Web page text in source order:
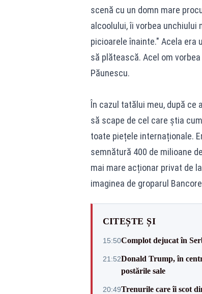
scenă cu un domn mare
alcoolului, îi vorbea unchiului
picioarele înainte." Acela era
să plătească. Acel om
Păunescu.
În cazul tatălui meu, după ce
să scape de cel care știa
toate piețele internaționale.
semnătură 400 de milioane
mai mare acționar privat de
imaginea de groparul
CITEȘTE ȘI
15:50Complot dejucat în
21:52Donald Trump, în
postările sale
20:49Trenurile care îi scot